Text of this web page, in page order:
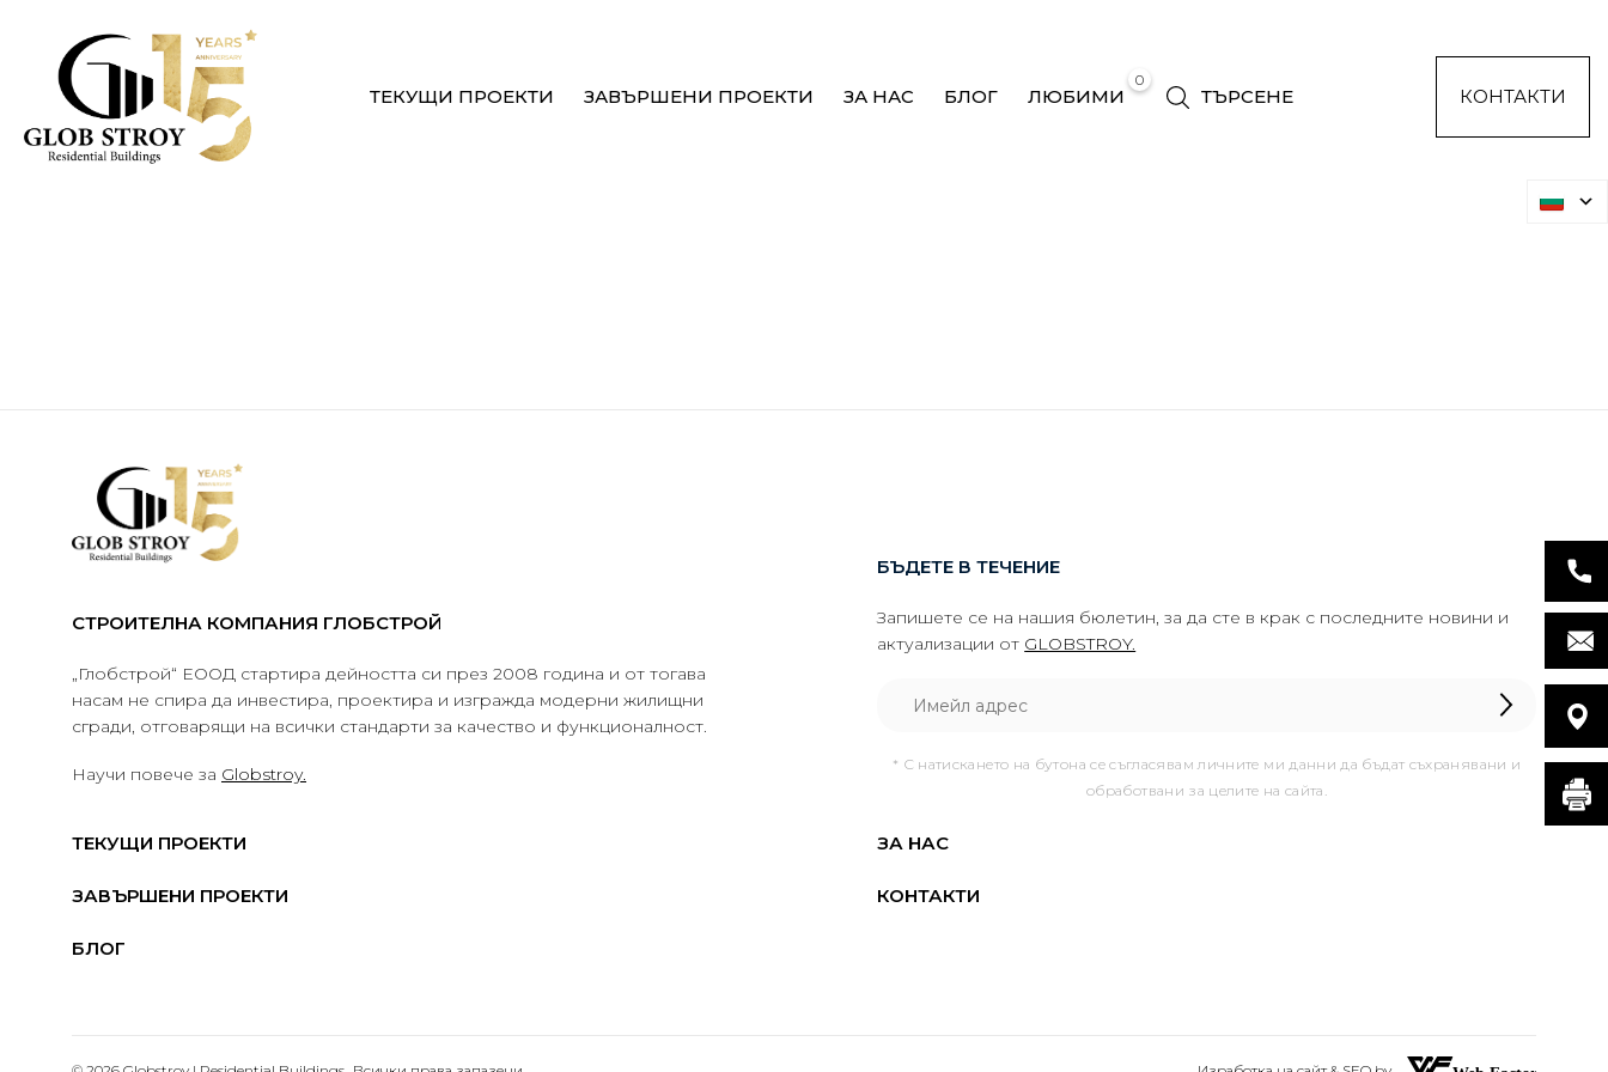
ТЕКУЩИ ПРОЕКТИ ЗАВЪРШЕНИ ПРОЕКТИ ЗА НАС БЛОГ
0
ЛЮБИМИ ТЪРСЕНЕ КОНТАКТИ
СТРОИТЕЛНА КОМПАНИЯ ГЛОБСТРОЙ
„Глобстрой“ ЕООД стартира дейността си през 2008 година и от тогава
насам не спира да инвестира, проектира и изгражда модерни жилищни
сгради, отговарящи на всички стандарти за качество и функционалност.
Научи повече за Globstroy.
ТЕКУЩИ ПРОЕКТИ
ЗАВЪРШЕНИ ПРОЕКТИ
БЛОГ
ЗА НАС
КОНТАКТИ
БЪДЕТЕ В ТЕЧЕНИЕ
Запишете се на нашия бюлетин, за да сте в крак с последните новини и
актуализации от GLOBSTROY.
* С натискането на бутона се съгласявам личните ми данни да бъдат съхранявани и
обработвани за целите на сайта.